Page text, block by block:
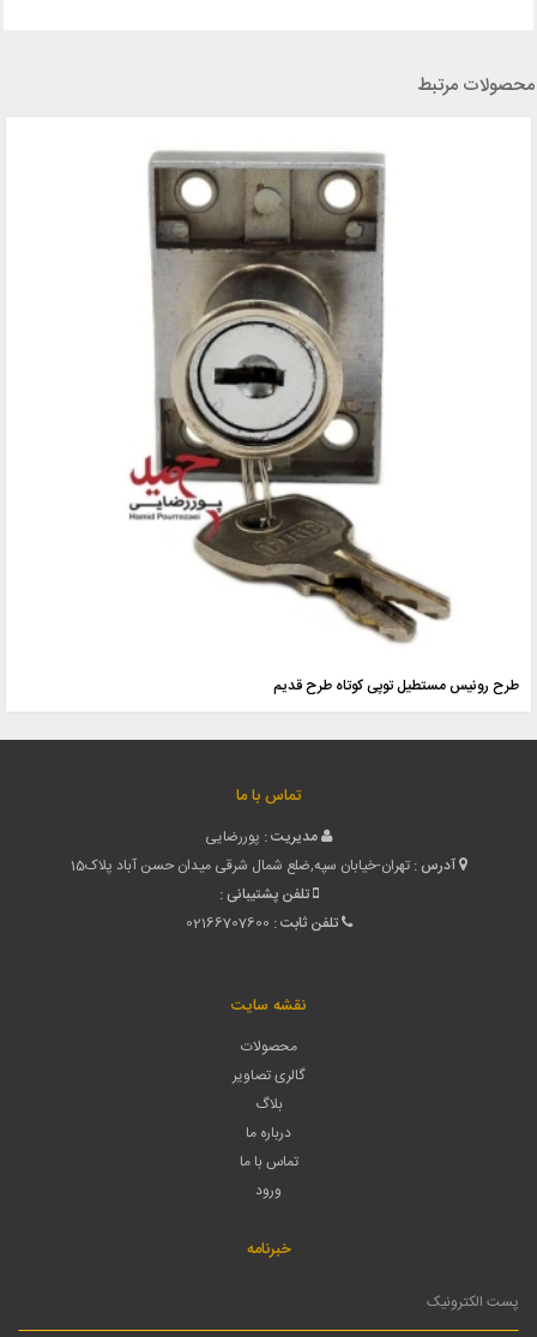
محصولات مرتبط
طرح رونیس مستطیل توپی کوتاه طرح قدیم
تماس با ما
مدیریت : پوررضایی
آدرس : تهران-خیابان سپه,ضلع شمال شرقی میدان حسن آباد پلاک15
تلفن پشتیبانی :
تلفن ثابت : 02166707600
نقشه سایت
محصولات
گالری تصاویر
بلاگ
درباره ما
تماس با ما
ورود
خبرنامه